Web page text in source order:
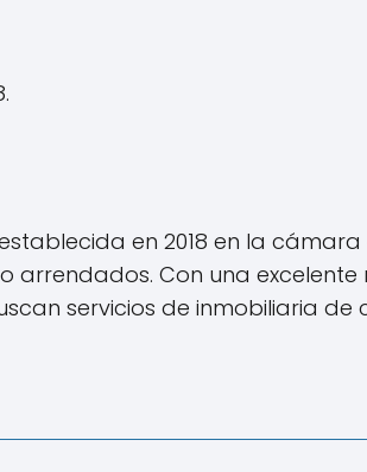
establecida en 2018 en la
Con una excelente
servicios de inmobiliaria de